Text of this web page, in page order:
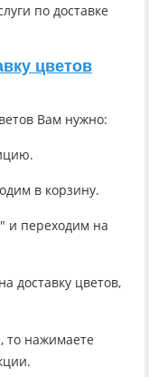
по доставке
цветов
Вам нужно:
в корзину.
и переходим на
доставку цветов,
то нажимаете